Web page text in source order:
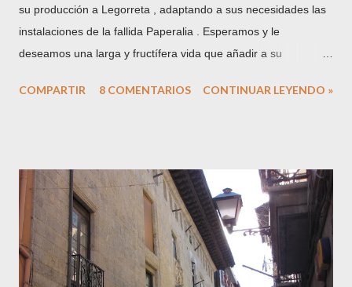
su producción a Legorreta , adaptando a sus necesidades las
instalaciones de la fallida Paperalia . Esperamos y le
deseamos una larga y fructífera vida que añadir a su
fecha, tras el derribo de parte de las instalaciones. Con este
actualidad por su actividad gastronómica (mercado y ferias,
alubias, chuleta, repostería, ...) . Podría autotitularse ahora
como "villa pastelera", dicho sea de paso, con todos mis
respetos a la exitosa y muy loable labor de los laureados
confiteros locales. Hemos pasado de ser una ciudad industrial
COMPARTIR 8 COMENTARIOS CONTINUAR LEYENDO »